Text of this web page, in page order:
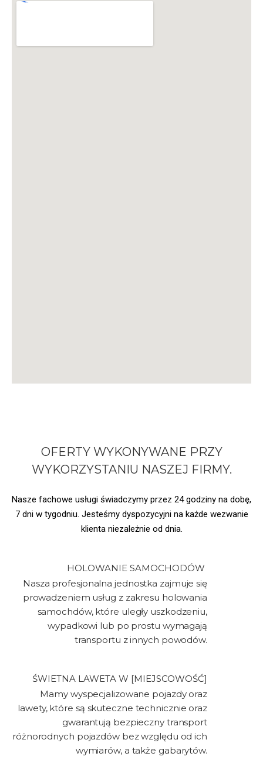
OFERTY WYKONYWANE PRZY
WYKORZYSTANIU NASZEJ FIRMY.
Nasze fachowe usługi świadczymy przez 24 godziny na dobę,
7 dni w tygodniu. Jesteśmy dyspozycyjni na każde wezwanie
klienta niezależnie od dnia.
HOLOWANIE SAMOCHODÓW ​
Nasza profesjonalna jednostka zajmuje się
prowadzeniem usług z zakresu holowania
samochdów, które uległy uszkodzeniu,
wypadkowi lub po prostu wymagają
transportu z innych powodów.
ŚWIETNA LAWETA W [MIEJSCOWOŚĆ]
Mamy wyspecjalizowane pojazdy oraz
lawety, które są skuteczne technicznie oraz
gwarantują bezpieczny transport
różnorodnych pojazdów bez względu od ich
wymiarów, a także gabarytów.